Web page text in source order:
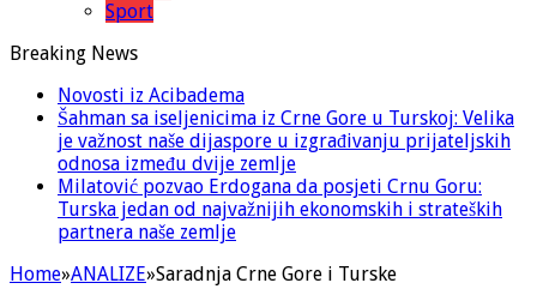
Sport
Breaking News
Novosti iz Acibadema
Šahman sa iseljenicima iz Crne Gore u Turskoj: Velika
je važnost naše dijaspore u izgrađivanju prijateljskih
odnosa između dvije zemlje
Milatović pozvao Erdogana da posjeti Crnu Goru:
Turska jedan od najvažnijih ekonomskih i strateških
partnera naše zemlje
Home»ANALIZE»Saradnja Crne Gore i Turske